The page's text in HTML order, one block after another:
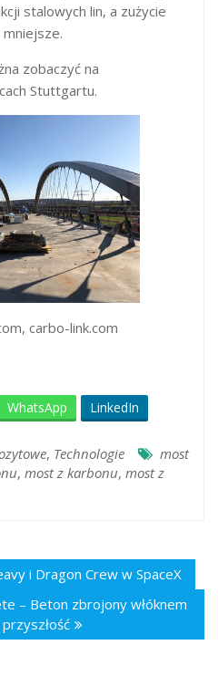
stalowych lin, a zużycie
zobaczyć na
Stuttgartu.
carbo-link.com
WhatsApp LinkedIn
, Technologie
most
, most z karbonu, most z
i Dragon Crew w SpaceX
– Beton zbrojony włóknem